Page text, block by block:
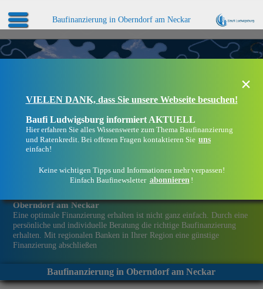
Baufinanzierung in Oberndorf am Neckar
Oberndorf am Neckar
Eine optimale Finanzierung erhalten ist nicht ganz einfach. Durch eine
persönliche und individuelle Beratung die richtige Baufinanzierung
erhalten. Mit regionalen Banken in Ihrer Region eine günstige
Finanzierung abschließen
Baufinanzierung in Oberndorf am Neckar
×
VIELEN DANK, dass Sie unsere Webseite besuchen!
Baufi Ludwigsburg informiert AKTUELL
Hier erfahren Sie alles Wissenswerte zum Thema Baufinanzierung
und Ratenkredit. Bei offenen Fragen kontaktieren Sie uns
einfach!
Keine wichtigen Tipps und Informationen mehr verpassen!
Einfach Baufinewsletter abonnieren !